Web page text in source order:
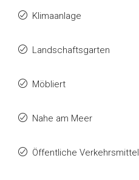
Klimaanlage
Landschaftsgarten
Möbliert
Nahe am Meer
Öffentliche Verkehrsmittel